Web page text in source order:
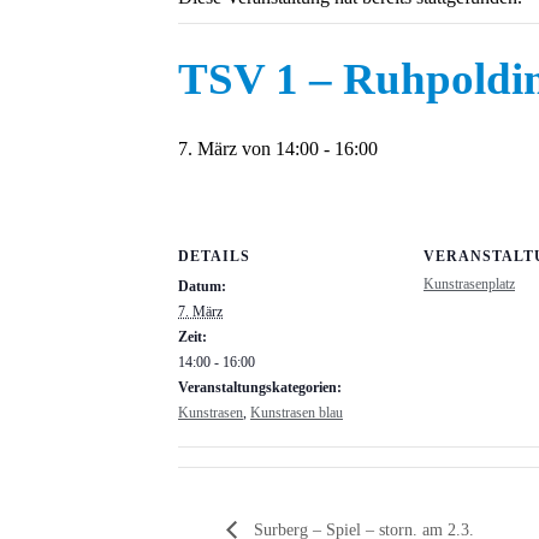
TSV 1 –
7. März von 14:00 - 16:00
DETAILS
Datum:
7. März
Zeit:
14:00 - 16:00
Veranstaltungskategorien:
Kunstrasen, Kunstrasen blau
Kunstrasenplatz
Surberg – Spiel – storn. am 2.3.